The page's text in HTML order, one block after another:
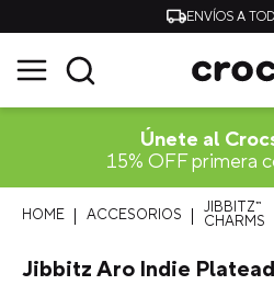
ENVÍOS A
Únete al
15% OFF primera
ACCESORIOS
JIBBITZ™
CHARMS
Jibbitz Aro Indie